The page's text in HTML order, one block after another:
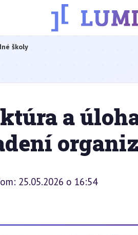
školy
a
25.05.2026 o 16:54